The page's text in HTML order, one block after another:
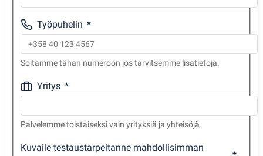
Työpuhelin
Soitamme tähän numeroon jos tarvitsemme lisätietoja.
Yritys
Palvelemme toistaiseksi vain yrityksiä ja yhteisöjä.
Kuvaile testaustarpeitanne mahdollisimman